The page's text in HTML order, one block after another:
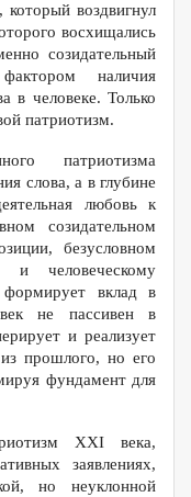
воздвигнул
восхищались
созидательный
наличия
в человеке. Только
патриотизм.
патриотизма
слова, а в глубине
любовь к
созидательном
безусловном
человеческому
формирует вклад в
не пассивен в
и реализует
прошлого, но его
фундамент для
XXI века,
заявлениях,
но неуклонной